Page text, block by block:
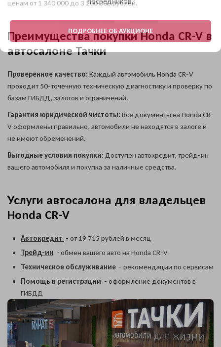
ценам от 1 340 000 до 3 200 000 рублей.
Преимущества покупки Honda CR-V в
автосалоне Тачки
Проверенное качество: Каждый автомобиль Honda CR-V
проходит 50-точечную техническую диагностику и проверку по
базам ГИБДД, залогов и ограничений.
Гарантия юридической чистоты: Все документы на Honda CR-
V оформлены правильно, автомобили не находятся в залоге и
не имеют обременений.
Выгодные условия покупки: Доступен автокредит, трейд-ин
вашего автомобиля и покупка за наличные средства.
Услуги автосалона для владельцев
Honda CR-V
Автокредит - от 19 715 рублей в месяц
Трейд-ин - обмен вашего авто на Honda CR-V
Техническое обслуживание - рекомендации по сервисам
Помощь в регистрации - оформление документов в
ГИБДД
однозначноесогласие на
персональных данныхи
соглашаюсь с политикой
конфиденциальности
УЗНАТЬ ЦЕНУ
Даю согласие на обработку
Я выражаю своё конкретное, предметное,
данных
и соглашаюсь сполитикой
конфиденциальности
ПОДРОБНЕЕ ОБ АУКЦИОНЕ